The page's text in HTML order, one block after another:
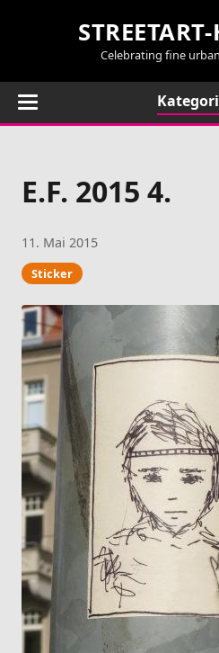
Celebrating fine
E.F. 2015 4.
11. Mai 2015
Sticker